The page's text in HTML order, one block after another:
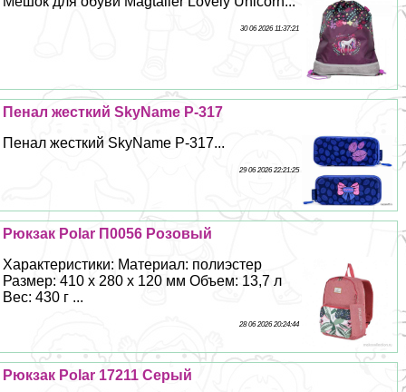
30 06 2026 11:37:21
Пенал жесткий SkyName P-317
Пенал жесткий SkyName P-317...
29 06 2026 22:21:25
Рюкзак Polar П0056 Розовый
Хаpaктеристики: Материал: полиэстер
Размер: 410 х 280 х 120 мм Объем: 13,7 л
Вес: 430 г ...
28 06 2026 20:24:44
Рюкзак Polar 17211 Серый